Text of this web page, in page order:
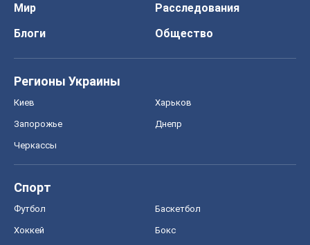
Мир
Расследования
Блоги
Общество
Регионы Украины
Киев Харьков
Запорожье Днепр
Черкассы
Спорт
Футбол Баскетбол
Хоккей Бокс